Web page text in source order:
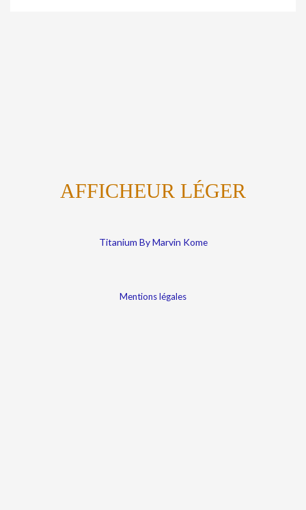
AFFICHEUR LÉGER
Titanium By Marvin Kome
Mentions légales